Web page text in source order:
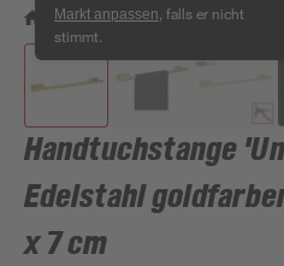
Markt anpassen , falls er nicht
stimmt.
/ Bad & Sanitär / Bad-
Handtuchstange
Edelstahl
x 7 cm